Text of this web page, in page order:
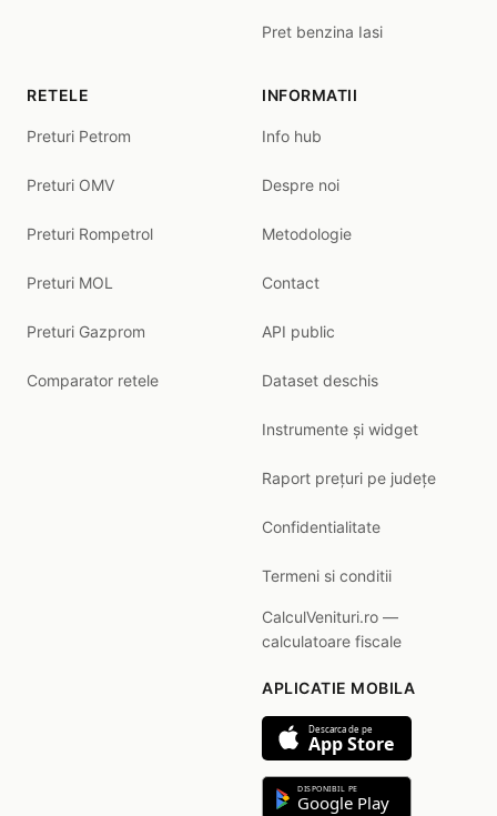
Pret benzina Iasi
RETELE
Preturi Petrom
Preturi OMV
Preturi Rompetrol
Preturi MOL
Preturi Gazprom
Comparator retele
INFORMATII
Info hub
Despre noi
Metodologie
Contact
API public
Dataset deschis
Instrumente și widget
Raport prețuri pe județe
Confidentialitate
Termeni si conditii
CalculVenituri.ro —
calculatoare fiscale
APLICATIE MOBILA
Descarca de pe
App Store
DISPONIBIL PE
Google Play